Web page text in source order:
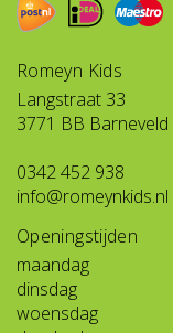
Romeyn Kids
Langstraat 33
3771 BB Barneveld
0342 452 938
info@romeynkids.nl
Openingstijden
maandag
dinsdag
woensdag